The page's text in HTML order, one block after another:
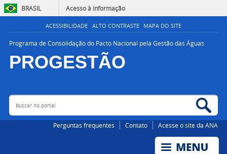
BRASIL Acesso à informação
ACESSIBILIDADE ALTO CONTRASTE MAPA DO SITE
Programa de Consolidação do Pacto Nacional pela Gestão das Águas
PROGESTÃO
AGÊNCIA NACIONAL DE ÁGUAS E SANEAMENTO BÁSICO
Buscar no portal
Perguntas frequentes Contato Acesse o site da ANA